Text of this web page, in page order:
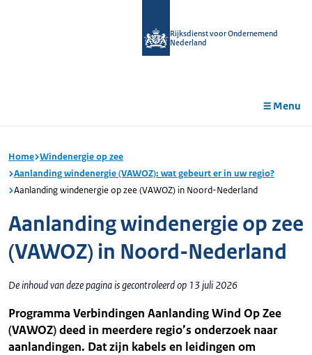
Rijksdienst voor Ondernemend
Nederland
Menu
Home Windenergie op zee
Aanlanding windenergie (VAWOZ): wat gebeurt er in uw regio?
Aanlanding windenergie op zee (VAWOZ) in Noord-Nederland
Aanlanding windenergie op zee
(VAWOZ) in Noord-Nederland
De inhoud van deze pagina is gecontroleerd op 13 juli 2026
Programma Verbindingen Aanlanding Wind Op Zee
(VAWOZ) deed in meerdere regio’s onderzoek naar
aanlandingen. Dat zijn kabels en leidingen om